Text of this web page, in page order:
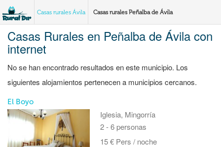
Casas rurales Ávila Casas rurales Peñalba de Ávila
Casas Rurales en Peñalba de Ávila con
internet
No se han encontrado resultados en este municipio. Los
siguientes alojamientos pertenecen a municipios cercanos.
El Boyo
Iglesia, Mingorría
2 - 6 personas
15 € Pers / noche